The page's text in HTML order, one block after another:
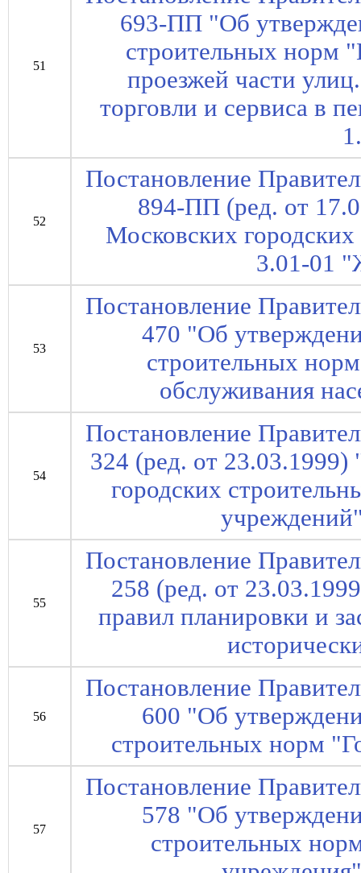
51
693-ПП "Об
строительных норм
проезжей части
торговли и сервиса в
52
Постановление
894-ПП (ред. от
Московских
3.01-01
53
Постановление
470 "Об
строительных
обслуживания
54
Постановление
324 (ред. от
городских
55
Постановление
258 (ред. от
правил планировки и
56
Постановление
600 "Об
строительных норм
57
Постановление
578 "Об
строительных